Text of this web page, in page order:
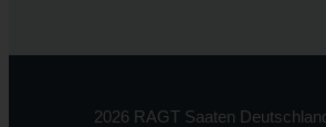
2026 RAGT Saaten